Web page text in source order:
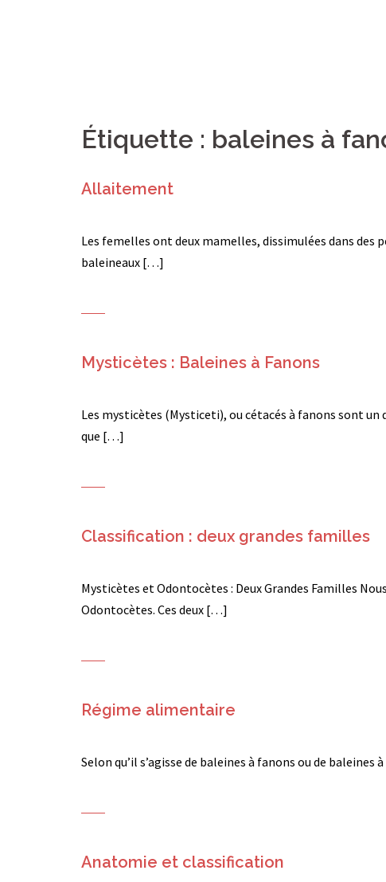
Étiquette : baleines à
Allaitement
Les femelles ont deux mamelles, dissimulées dans
baleineaux […]
Mysticètes : Baleines à Fanons
Les mysticètes (Mysticeti), ou cétacés à fanons sont
que […]
Classification : deux grandes familles
Mysticètes et Odontocètes : Deux Grandes Familles
Odontocètes. Ces deux […]
Régime alimentaire
Selon qu’il s’agisse de baleines à fanons ou de
Anatomie et classification